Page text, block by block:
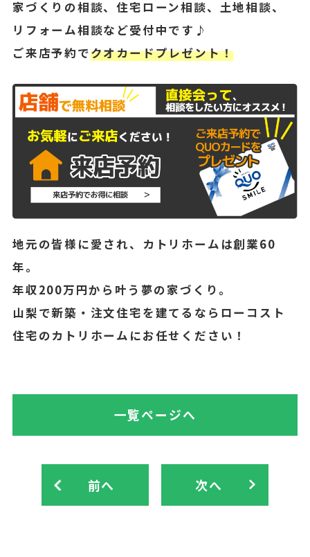
家づくりの相談、住宅ローン相談、土地相談、
リフォーム相談など受付中です♪
ご来店予約でクオカードプレゼント！
地元の皆様に愛され、カトリホームは創業60
年。
年収200万円から叶う夢の家づくり。
山梨で新築・注文住宅を建てるならローコスト
住宅のカトリホームにお任せください！
前へ
一覧ページへ
次へ